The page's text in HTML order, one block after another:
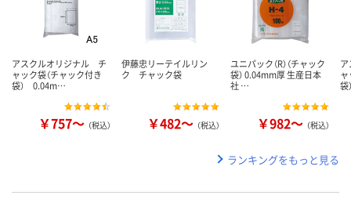
アスクルオリジナル チ
ャック袋（チャック付き
袋） 0.04m…
￥757～ （税込）
伊藤忠リーテイルリン
ク チャック袋
￥482～ （税込）
ユニパック（R）（チャック
袋） 0.04mm厚 生産日本
社 …
￥982～ （税込）
ャ
ランキングをもっと見る